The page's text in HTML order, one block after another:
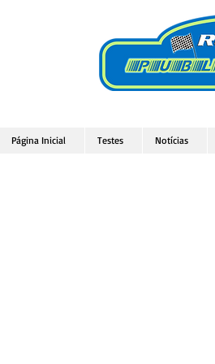
Página Inicial Testes Notícias